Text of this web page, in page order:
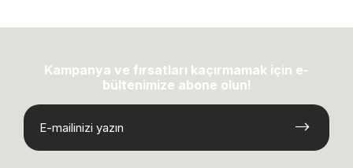
Kampanya ve fırsatları kaçırmamak için e-
bültenimize abone olun!